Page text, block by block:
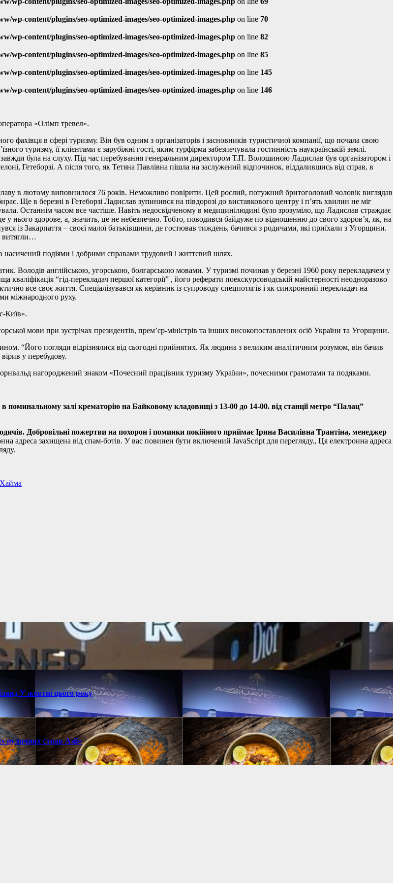
wp-content/plugins/seo-optimized-images/seo-optimized-images.php on line 70
wp-content/plugins/seo-optimized-images/seo-optimized-images.php on line 82
wp-content/plugins/seo-optimized-images/seo-optimized-images.php on line 85
wp-content/plugins/seo-optimized-images/seo-optimized-images.php on line 145
wp-content/plugins/seo-optimized-images/seo-optimized-images.php on line 146
«Олімп тревел».
фахівця в сфері туризму. Він був одним з організаторів і засновників туристичної компанії, що почала свою
туризму, її клієнтами є зарубіжні гості, яким турфірма забезпечувала гостинність наукраїнській землі.
була на слуху. Під час перебування генеральним директором Т.П. Волошиною Ладислав був організатором і
Гетеборзі. А після того, як Тетяна Павлівна пішла на заслужений відпочинок, віддалившись від справ, в
в лютому виповнилося 76 років. Неможливо повірити. Цей рослий, потужний бритоголовий чоловік виглядав
Ще в березні в Гетеборзі Ладислав зупинився на півдорозі до виставкового центру і п’ять хвилин не міг
Останнім часом все частіше. Навіть недосвідченому в медицинілюдині було зрозуміло, що Ладислав страждає
нього здорове, а, значить, це не небезпечно. Тобто, поводився байдуже по відношенню до свого здоров’я, як, на
із Закарпаття – своєї малої батьківщини, де гостював тиждень, бачився з родичами, які приїхали з Угорщини.
витягли…
подіями і добрими справами трудовий і життєвий шлях.
Володів англійською, угорською, болгарською мовами. У туризмі починав у березні 1960 року перекладачем у
“гід-перекладач першої категорії” , його реферати поекскурсоводській майстерності неодноразово
все своє життя. Спеціалізувався як керівник із супроводу спецпотягів і як синхронний перекладач на
міжнародного руху.
Київ».
мови при зустрічах президентів, прем’єр-міністрів та інших високопоставлених осіб України та Угорщини.
“Його погляди відрізнялися від сьогодні прийнятих. Як людина з великим аналітичним розумом, він бачив
у перебудову.
нагороджений знаком «Почесний працівник туризму України», почесними грамотами та подяками.
залі крематорію на Байковому кладовищі з 13-00 до 14-00. від станції метро “Палац”
Добровільні пожертви на похорон і поминки покійного приймає Ірина Василівна Трантіна, менеджер
адреса захищена від спам-ботів. У вас повинен бути включений JavaScript для перегляду., Ця електронна адреса
Хайма
У жовтні цього року
вуличних страв Азії»